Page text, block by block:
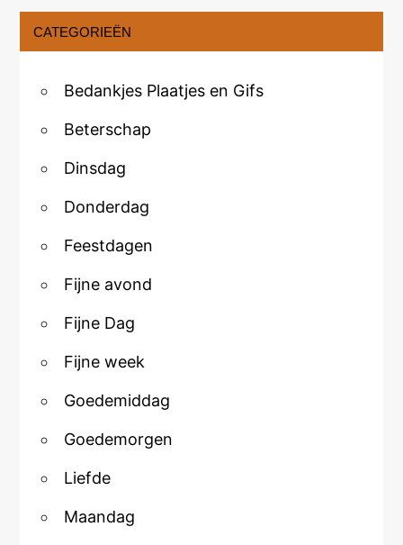
CATEGORIEËN
Bedankjes Plaatjes en Gifs
Beterschap
Dinsdag
Donderdag
Feestdagen
Fijne avond
Fijne Dag
Fijne week
Goedemiddag
Goedemorgen
Liefde
Maandag